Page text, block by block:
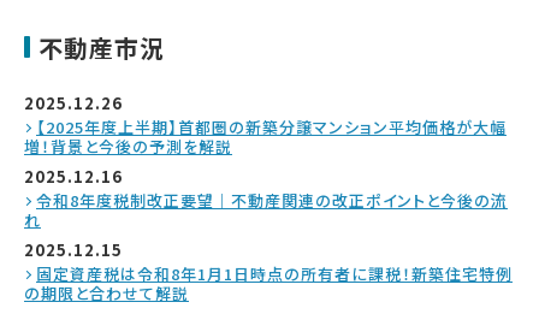
不動産市況
2025.12.26
【2025年度上半期】首都圏の新築分譲マンション平均価格が大幅
増！背景と今後の予測を解説
2025.12.16
令和8年度税制改正要望｜不動産関連の改正ポイントと今後の流
れ
2025.12.15
固定資産税は令和8年1月1日時点の所有者に課税！新築住宅特例
の期限と合わせて解説